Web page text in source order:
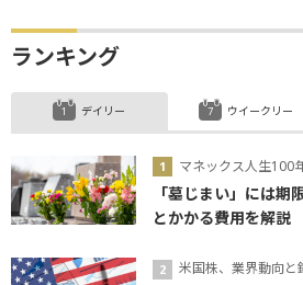
ランキング
デイリー
マネックス人生100
「墓じまい」には期
とかかる費用を解説
米国株、業界動向と
ウイークリー